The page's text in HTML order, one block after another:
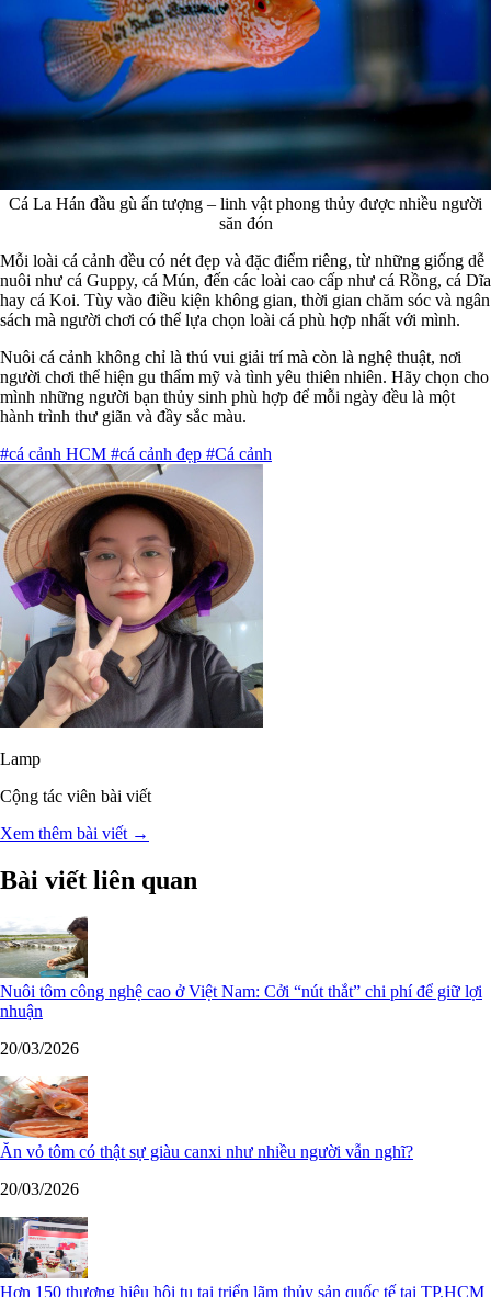
Cá La Hán đầu gù ấn tượng – linh vật phong thủy được nhiều người
săn đón
Mỗi loài cá cảnh đều có nét đẹp và đặc điểm riêng, từ những giống dễ
nuôi như cá Guppy, cá Mún, đến các loài cao cấp như cá Rồng, cá Dĩa
hay cá Koi. Tùy vào điều kiện không gian, thời gian chăm sóc và ngân
sách mà người chơi có thể lựa chọn loài cá phù hợp nhất với mình.
Nuôi cá cảnh không chỉ là thú vui giải trí mà còn là nghệ thuật, nơi
người chơi thể hiện gu thẩm mỹ và tình yêu thiên nhiên. Hãy chọn cho
mình những người bạn thủy sinh phù hợp để mỗi ngày đều là một
hành trình thư giãn và đầy sắc màu.
#cá cảnh HCM #cá cảnh đẹp #Cá cảnh
Lamp
Cộng tác viên bài viết
Xem thêm bài viết →
Bài viết liên quan
Nuôi tôm công nghệ cao ở Việt Nam: Cởi “nút thắt” chi phí để giữ lợi
nhuận
20/03/2026
Ăn vỏ tôm có thật sự giàu canxi như nhiều người vẫn nghĩ?
20/03/2026
Hơn 150 thương hiệu hội tụ tại triển lãm thủy sản quốc tế tại TP.HCM